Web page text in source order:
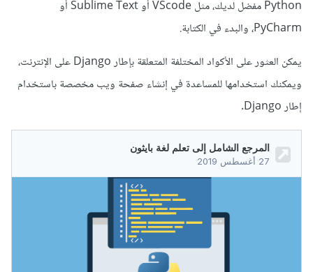
Python مفضل لديك، مثل VScode أو Sublime Text أو
PyCharm، والبدء في الكتابة.
يمكن العثور على الأكواد المختلفة المتعلقة بإطار Django على الإنترنت،
ويمكنك استخدامها للمساعدة في إنشاء صفحة ويب مخصصة باستخدام
إطار Django.